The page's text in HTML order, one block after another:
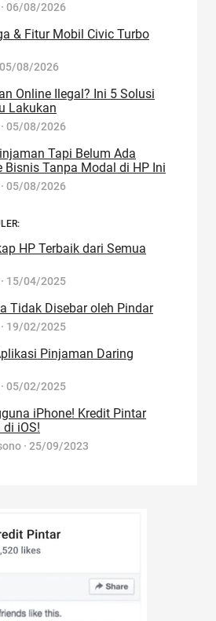
· 06/08/2026
& Fitur Mobil Civic Turbo
05/08/2026
Online Ilegal? Ini 5 Solusi
Lakukan
· 05/08/2026
Tapi Belum Ada
Bisnis Tanpa Modal di HP Ini
· 05/08/2026
HP Terbaik dari Semua
· 15/04/2025
Tidak Disebar oleh Pindar
· 19/02/2025
Pinjaman Daring
· 05/02/2025
iPhone! Kredit Pintar
iOS!
· 25/09/2023